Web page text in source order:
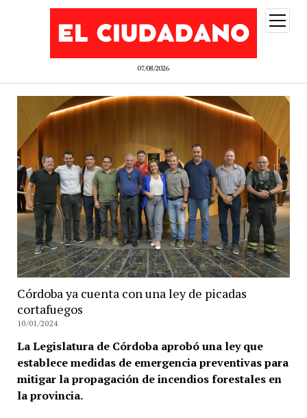
07/08/2026
abrir
menú
Córdoba ya cuenta con una ley de picadas
cortafuegos
10/01/2024
La Legislatura de Córdoba aprobó una ley que
establece medidas de emergencia preventivas para
mitigar la propagación de incendios forestales en
la provincia.